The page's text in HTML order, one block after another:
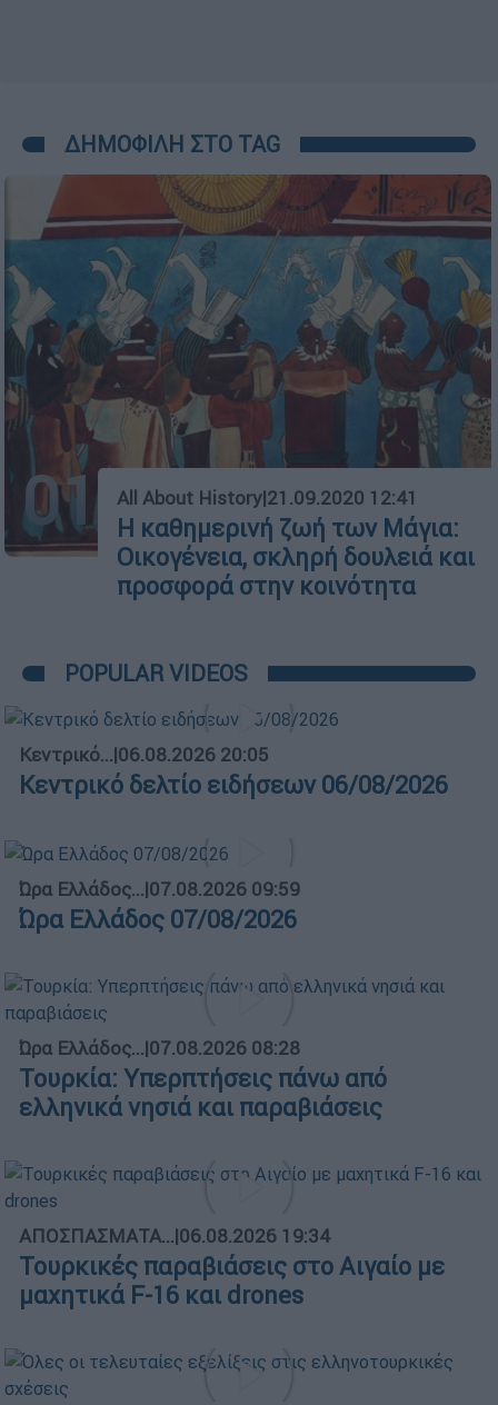
ΔΗΜΟΦΙΛΗ ΣΤΟ TAG
01 All About History|21.09.2020 12:41
Η καθημερινή ζωή των Μάγια:
Οικογένεια, σκληρή δουλειά και
προσφορά στην κοινότητα
POPULAR VIDEOS
Κεντρικό...|06.08.2026 20:05
Κεντρικό δελτίο ειδήσεων 06/08/2026
Ώρα Ελλάδος...|07.08.2026 09:59
Ώρα Ελλάδος 07/08/2026
Ώρα Ελλάδος...|07.08.2026 08:28
Τουρκία: Υπερπτήσεις πάνω από
ελληνικά νησιά και παραβιάσεις
ΑΠΟΣΠΑΣΜΑΤΑ...|06.08.2026 19:34
Τουρκικές παραβιάσεις στο Αιγαίο με
μαχητικά F-16 και drones